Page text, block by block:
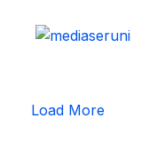
Load More